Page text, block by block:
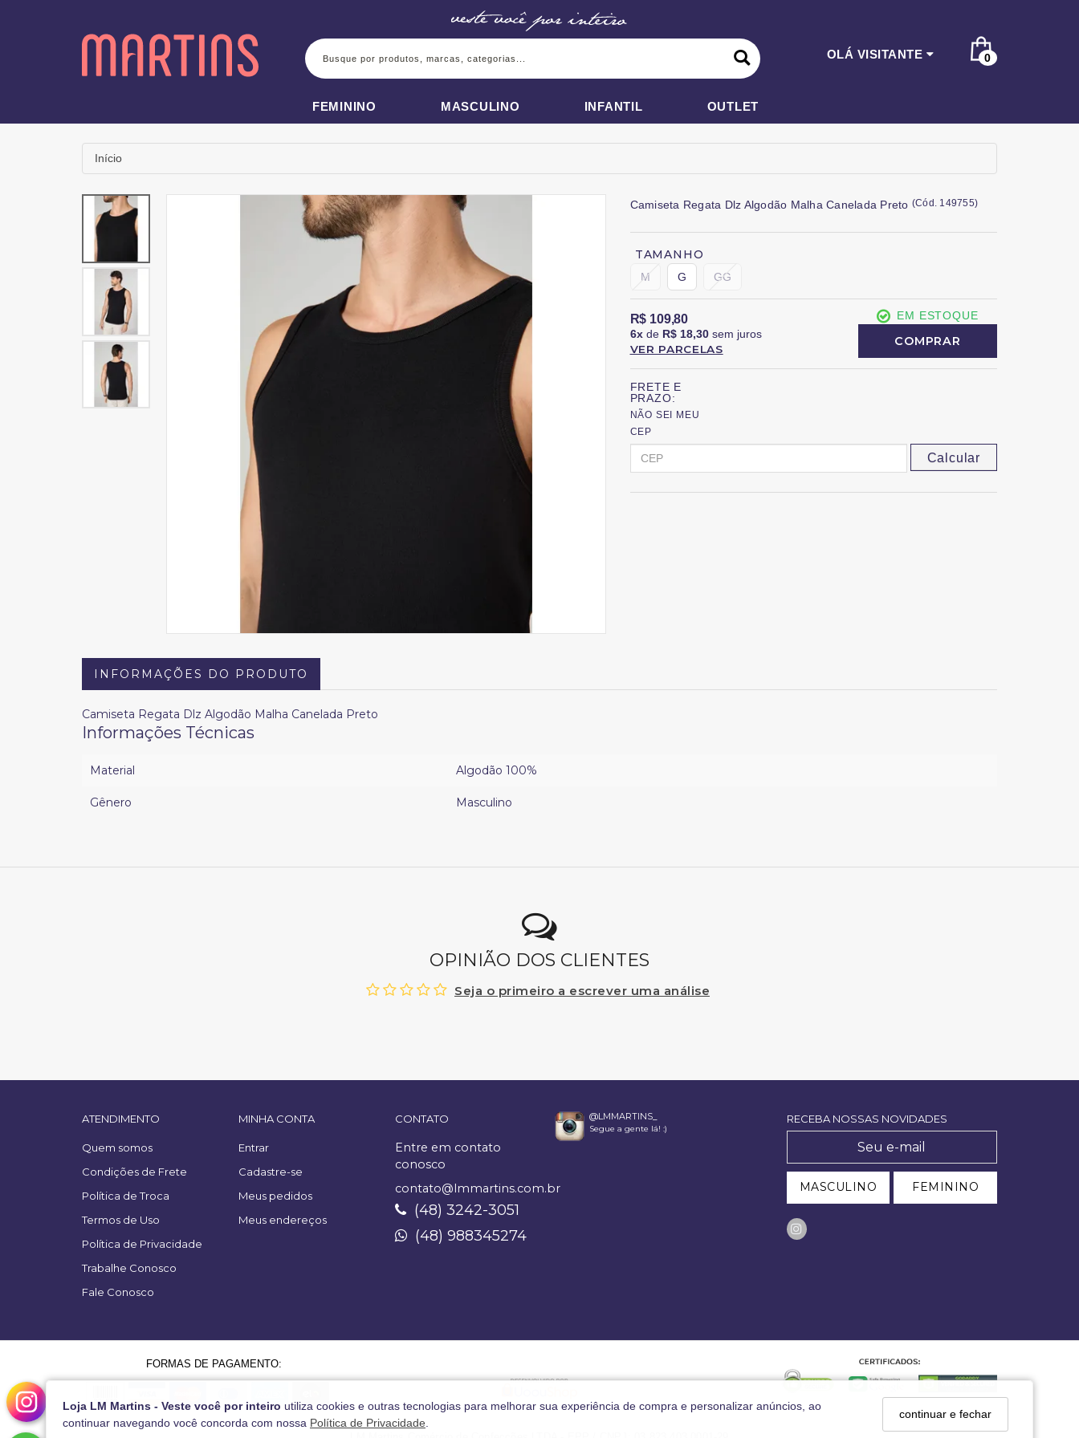
BUSCA
OLÁ VISITANTE 0
FEMININO MASCULINO INFANTIL OUTLET
Loja LM Martins - Veste você por inteiro utiliza cookies e outras tecnologias para melhorar sua experiência de compra e personalizar anúncios, ao
continuar navegando você concorda com nossa Política de Privacidade
continuar e fechar
Início
Camiseta Regata Dlz Algodão Malha Canelada Preto (Cód. 149755)
TAMANHO
M G GG
R$ 109,80
6xde R$ 18,30sem juros
VER PARCELAS
EM ESTOQUE
COMPRAR
FRETE E
PRAZO:
NÃO SEI MEU
CEP
Calcular
INFORMAÇÕES DO PRODUTO
Camiseta Regata Dlz Algodão Malha Canelada Preto
Informações Técnicas
Material Algodão 100%
Gênero Masculino
OPINIÃO DOS CLIENTES
Seja o primeiro a escrever uma análise
ATENDIMENTO
Quem somos
Condições de Frete
Política de Troca
Termos de Uso
Política de Privacidade
Trabalhe Conosco
Fale Conosco
MINHA CONTA
Entrar
Cadastre-se
Meus pedidos
Meus endereços
CONTATO
Entre em contato
conosco
contato@lmmartins.com.br
(48) 3242-3051
(48) 988345274
@LMMARTINS_
Segue a gente lá! :)
RECEBA NOSSAS NOVIDADES
MASCULINO FEMININO
FORMAS DE PAGAMENTO: